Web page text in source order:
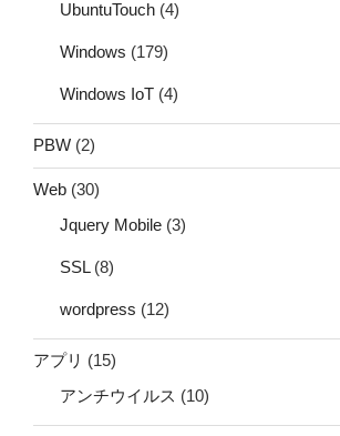
UbuntuTouch (4)
Windows (179)
Windows IoT (4)
PBW (2)
Web (30)
Jquery Mobile (3)
SSL(8)
wordpress (12)
アプリ (15)
アンチウイルス (10)